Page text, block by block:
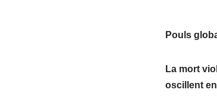
Pouls
La mort
oscillent